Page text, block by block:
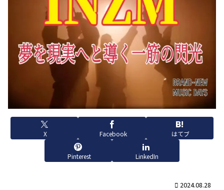
X Facebook はてブ
Pinterest LinkedIn
2024.08.28